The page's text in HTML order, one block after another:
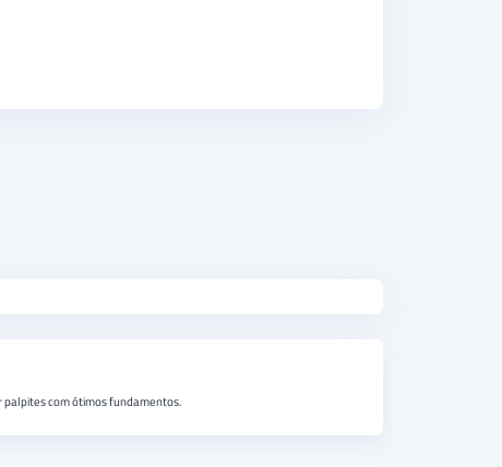
palpites com ótimos fundamentos.